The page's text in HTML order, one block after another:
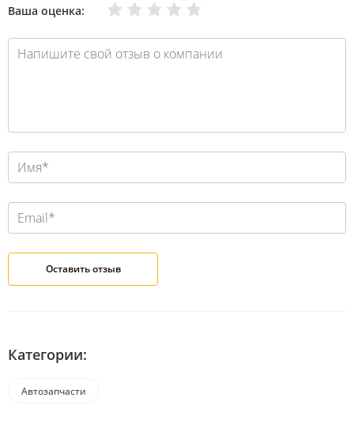
Ваша оценка: Отлично
Хорошо
Нормально
Плохо
Очень плохо
Категории:
Автозапчасти